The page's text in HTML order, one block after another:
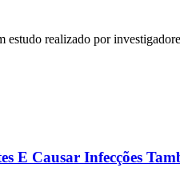
estudo realizado por
E Causar Infecções